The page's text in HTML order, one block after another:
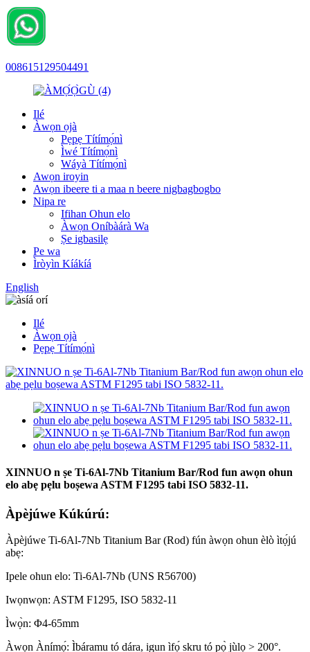
008615129504491
Ilé
Àwọn ọjà
Pẹpẹ Títímọ́nì
Ìwé Títímọ́nì
Wáyà Títímọ́nì
Awọn iroyin
Awọn ibeere ti a maa n beere nigbagbogbo
Nipa re
Ifihan Ohun elo
Àwọn Oníbàárà Wa
Ṣe igbasilẹ
Pe wa
Ìròyìn Kíákíá
English
Ilé
Àwọn ọjà
Pẹpẹ Títímọ́nì
XINNUO n ṣe Ti-6Al-7Nb Titanium Bar/Rod fun awọn ohun
elo abẹ pẹlu boṣewa ASTM F1295 tabi ISO 5832-11.
Àpèjúwe Kúkúrú:
Àpèjúwe Ti-6Al-7Nb Titanium Bar (Rod) fún àwọn ohun èlò ìtọ́jú
abẹ:
Ipele ohun elo: Ti-6Al-7Nb (UNS R56700)
Iwọnwọn: ASTM F1295, ISO 5832-11
Ìwọ̀n: Φ4-65mm
Àwọn Ànímọ́: Ìbáramu tó dára, igun ìfọ́ skru tó pọ̀ jùlọ > 200°.